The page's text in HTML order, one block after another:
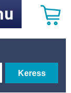
Keress